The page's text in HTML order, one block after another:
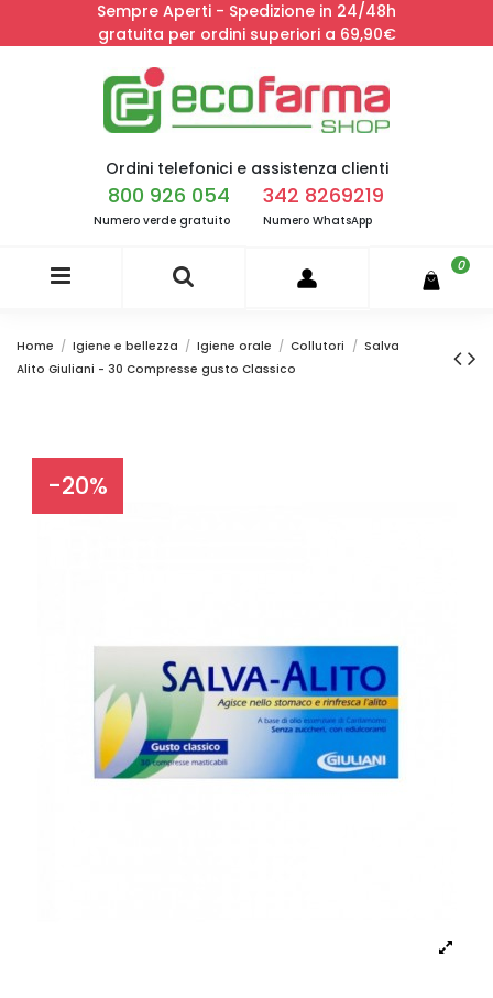
Sempre Aperti - Spedizione in 24/48h
gratuita per ordini superiori a 69,90€
Ordini telefonici e assistenza clienti
800 926 054
Numero verde gratuito
342 8269219
Numero WhatsApp
0
Home Igiene e bellezza Igiene orale Collutori
Salva
Alito Giuliani - 30 Compresse gusto Classico
-20%